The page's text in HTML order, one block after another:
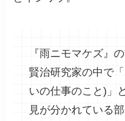
『雨ニモマケズ』
賢治研究家の中で
いの仕事のこと)」
見が分かれている部